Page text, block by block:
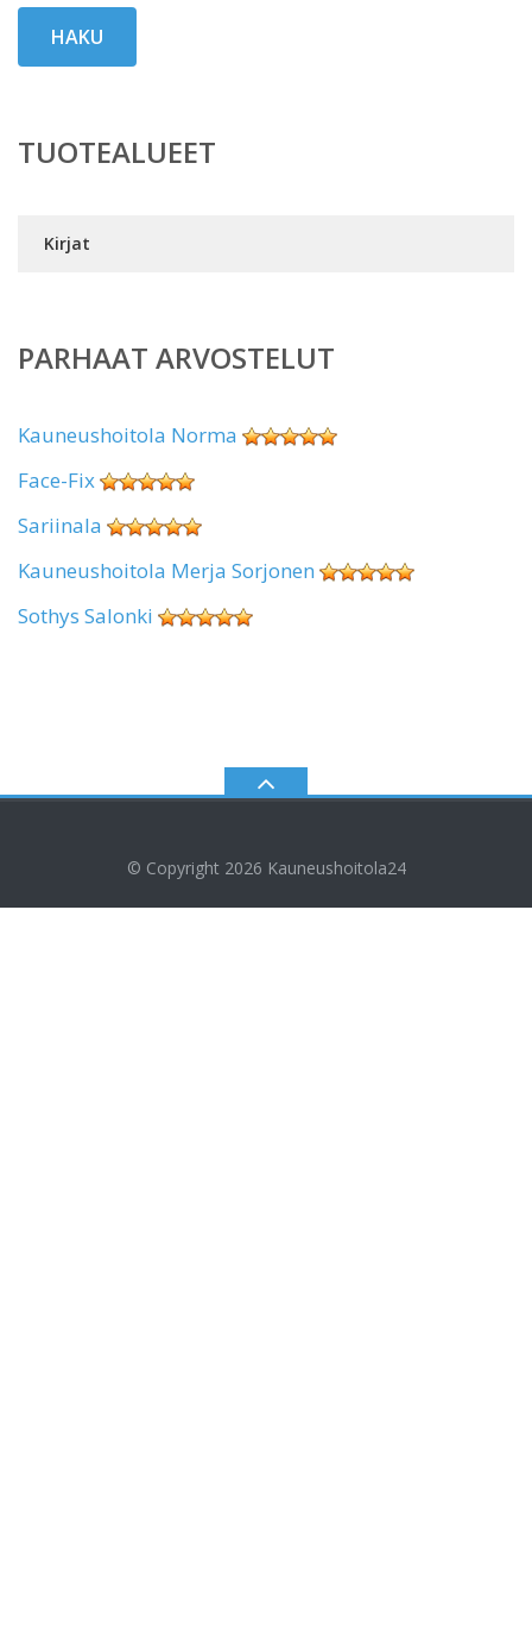
HAKU
TUOTEALUEET
Kirjat
PARHAAT ARVOSTELUT
Kauneushoitola Norma
Face-Fix
Sariinala
Kauneushoitola Merja Sorjonen
Sothys Salonki
© Copyright 2026 Kauneushoitola24